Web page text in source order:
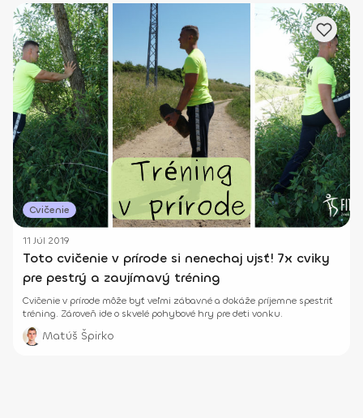
Cvičenie
11 Júl 2019
Toto cvičenie v prírode si nenechaj ujsť! 7x cviky
pre pestrý a zaujímavý tréning
Cvičenie v prírode môže byť veľmi zábavné a dokáže príjemne spestriť
tréning. Zároveň ide o skvelé pohybové hry pre deti vonku.
Matúš Špirko